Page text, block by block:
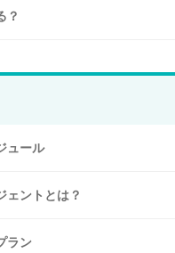
？
ュール
ェントとは？
ラン